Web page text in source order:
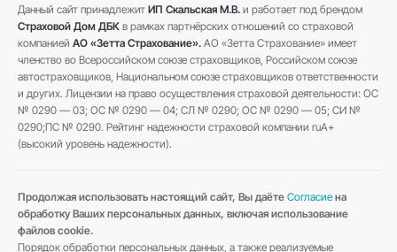
Данный сайт принадлежит ИП Скальская М.В. и работает под брендом
Страховой Дом ДБК в рамках партнёрских отношений со страховой
компанией АО «Зетта Страхование». АО «Зетта Страхование» имеет
членство во Всероссийском союзе страховщиков, Российском союзе
автостраховщиков, Национальном союзе страховщиков ответственности
и других. Лицензии на право осуществления страховой деятельности: ОС
№ 0290 — 03; ОС № 0290 — 04; СЛ № 0290; ОС № 0290 — 05; СИ №
0290;ПС № 0290. Рейтинг надежности страховой компании ruA+
(высокий уровень надежности).
Продолжая использовать настоящий сайт, Вы даёте Согласие на
обработку Ваших персональных данных, включая использование
файлов cookie.
Порядок обработки персональных данных, а также реализуемые